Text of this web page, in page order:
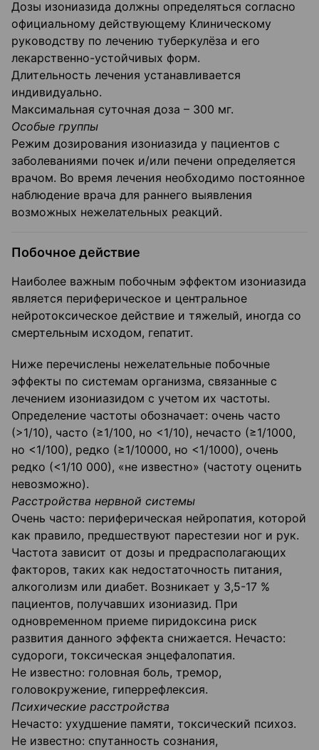
Дозы изониазида должны определяться согласно
официальному действующему Клиническому
руководству по лечению туберкулёза и его
лекарственно-устойчивых форм.
Длительность лечения устанавливается
индивидуально.
Максимальная суточная доза – 300 мг.
Особые группы
Режим дозирования изониазида у пациентов с
заболеваниями почек и/или печени определяется
врачом. Во время лечения необходимо постоянное
наблюдение врача для раннего выявления
возможных нежелательных реакций.
Побочное действие
Наиболее важным побочным эффектом изониазида
является периферическое и центральное
нейротоксическое действие и тяжелый, иногда со
смертельным исходом, гепатит.
Ниже перечислены нежелательные побочные
эффекты по системам организма, связанные с
лечением изониазидом с учетом их частоты.
Определение частоты обозначает: очень часто
(>1/10), часто (≥1/100, но <1/10), нечасто (≥1/1000,
но <1/100), редко (≥1/10000, но <1/1000), очень
редко (<1/10 000), «не известно» (частоту оценить
невозможно).
Расстройства нервной системы
Очень часто: периферическая нейропатия, которой
как правило, предшествуют парестезии ног и рук.
Частота зависит от дозы и предрасполагающих
факторов, таких как недостаточность питания,
алкоголизм или диабет. Возникает у 3,5-17 %
пациентов, получавших изониазид. При
одновременном приеме пиридоксина риск
развития данного эффекта снижается. Нечасто:
судороги, токсическая энцефалопатия.
Не известно: головная боль, тремор,
головокружение, гиперрефлексия.
Психические расстройства
Нечасто: ухудшение памяти, токсический психоз.
Не известно: спутанность сознания,